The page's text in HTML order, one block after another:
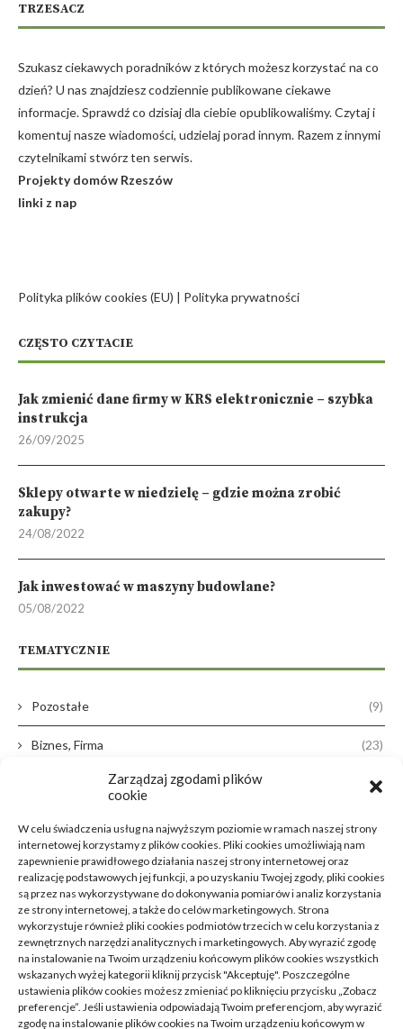
Zarządzaj zgodami plików
cookie
W celu świadczenia usług na najwyższym poziomie w ramach naszej strony
internetowej korzystamy z plików cookies. Pliki cookies umożliwiają nam
zapewnienie prawidłowego działania naszej strony internetowej oraz
realizację podstawowych jej funkcji, a po uzyskaniu Twojej zgody, pliki cookies
są przez nas wykorzystywane do dokonywania pomiarów i analiz korzystania
ze strony internetowej, a także do celów marketingowych. Strona
wykorzystuje również pliki cookies podmiotów trzecich w celu korzystania z
zewnętrznych narzędzi analitycznych i marketingowych. Aby wyrazić zgodę
na instalowanie na Twoim urządzeniu końcowym plików cookies wszystkich
wskazanych wyżej kategorii kliknij przycisk "Akceptuję". Poszczególne
ustawienia plików cookies możesz zmieniać po kliknięciu przycisku „Zobacz
preferencje”. Jeśli ustawienia odpowiadają Twoim preferencjom, aby wyrazić
zgodę na instalowanie plików cookies na Twoim urządzeniu końcowym w
TRZESACZ
Szukasz ciekawych poradników z których możesz korzystać na co
dzień? U nas znajdziesz codziennie publikowane ciekawe
informacje. Sprawdź co dzisiaj dla ciebie opublikowaliśmy. Czytaj i
komentuj nasze wiadomości, udzielaj porad innym. Razem z innymi
czytelnikami stwórz ten serwis.
Projekty domów Rzeszów
linki z nap
Polityka plików cookies (EU) | Polityka prywatności
CZĘSTO CZYTACIE
Jak zmienić dane firmy w KRS elektronicznie – szybka
instrukcja
26/09/2025
Sklepy otwarte w niedzielę – gdzie można zrobić
zakupy?
24/08/2022
Jak inwestować w maszyny budowlane?
05/08/2022
TEMATYCZNIE
Pozostałe (9)
Biznes, Firma (23)
(38)
Zdrowie, Medycyna
Moda, Lifestyle
Motoryzacja (31)
Rozrywka, Edukacja (26)
Usługi
Technologie (23)